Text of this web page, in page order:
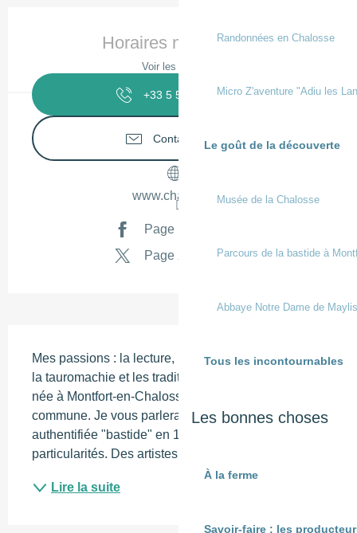
Randonnées en Chalosse
Micro Z'aventure "Adiu les
Le goût de la découverte
Musée de la Chalosse
Parcours de la bastide à
Abbaye Notre Dame de Maylis
Tous les incontournables
Les bonnes choses
À la ferme
Savoir-faire : les
Horaires non définis
Voir les horaires
+33 5 58 98 58▒▒
Contactez-nous
www.chalosse.fr
Page Facebook
Page X
Mes passions : la lecture, la musique, la randonnée,
la tauromachie et les traditions. Ma balade : je suis
née à Montfort-en-Chalosse, j'y vis et j'aime cette
commune. Je vous parlerai de son histoire (elle est
authentifiée "bastide" en 1987) et de ses
particularités. Des artistes célèbres y ont...
Lire la suite